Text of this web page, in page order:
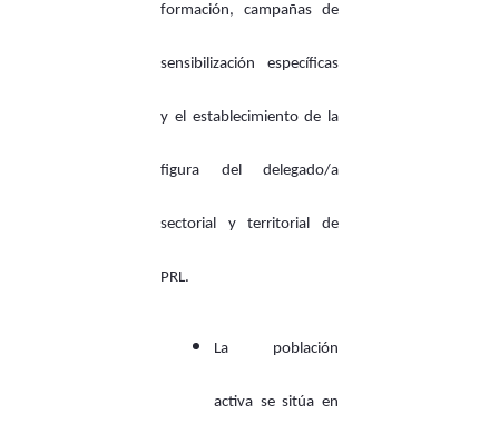
formación, campañas de
sensibilización específicas
y el establecimiento de la
figura del delegado/a
sectorial y territorial de
PRL.
La población
activa se sitúa en